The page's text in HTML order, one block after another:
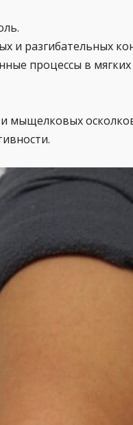
и разгибательных
процессы в мягких
мыщелковых